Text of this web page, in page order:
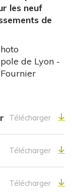
les neuf
de
de Lyon -
Télécharger
Télécharger
Télécharger